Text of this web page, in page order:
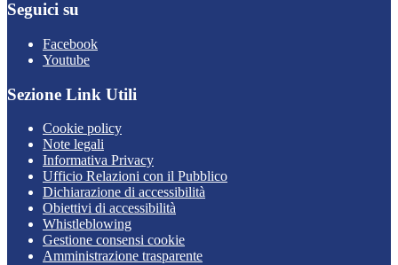
Seguici su
Facebook
Youtube
Sezione Link Utili
Cookie policy
Note legali
Informativa Privacy
Ufficio Relazioni con il Pubblico
Dichiarazione di accessibilità
Obiettivi di accessibilità
Whistleblowing
Gestione consensi cookie
Amministrazione trasparente